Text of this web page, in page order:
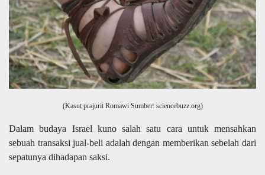
(Kasut prajurit Romawi Sumber: sciencebuzz.org)
Dalam budaya Israel kuno salah satu cara untuk mensahkan
sebuah transaksi jual-beli adalah dengan memberikan sebelah dari
sepatunya dihadapan saksi.